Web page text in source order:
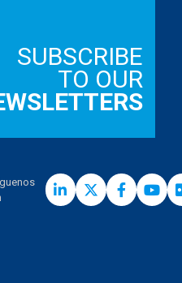
SUBSCRIBE
TO OUR